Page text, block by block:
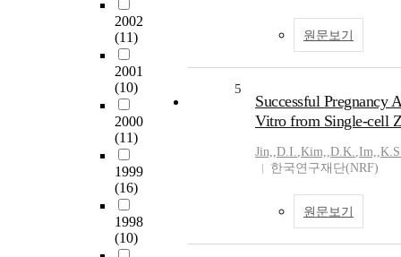
2002
(11)
2001
(10)
2000
(11)
1999
(16)
1998
(10)
원문보기
5
Successful Pregnancy
Vitro from Single-cell
Jin,,D.I.,Kim,,D.K.,Im,,
한국연구재단(NRF)
원문보기